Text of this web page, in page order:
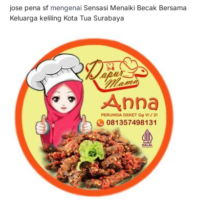
jose pena sf mengenai Sensasi Menaiki Becak Bersama
Keluarga keliling Kota Tua Surabaya